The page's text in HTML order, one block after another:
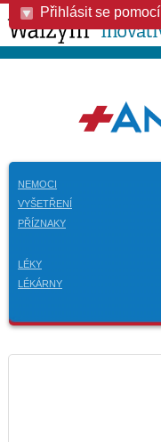
Přihlásit se pomocí
NEMOCI
VYŠETŘENÍ
PŘÍZNAKY
LÉKY
LÉKÁRNY